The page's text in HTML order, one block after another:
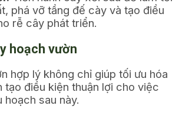
phá vỡ tầng đế cày và tạo điều
rễ cây phát triển.
hoạch vườn
hợp lý không chỉ giúp tối ưu hóa
tạo điều kiện thuận lợi cho việc
sau này.